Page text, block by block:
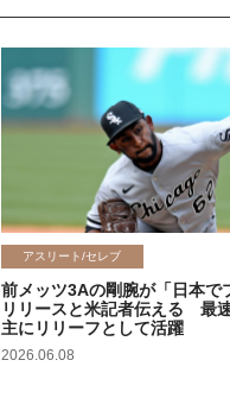
アスリート/セレブ
前メッツ3Aの剛腕が「日本で
リリースと米記者伝える 最
主にリリーフとして活躍
2026.06.08